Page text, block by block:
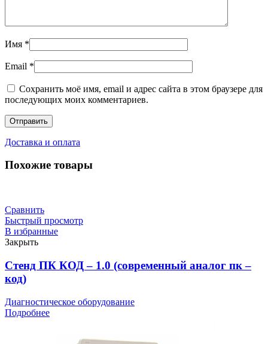
Имя *
Email *
Сохранить моё имя, email и адрес сайта в этом браузере для
последующих моих комментариев.
Доставка и оплата
Похожие товары
Сравнить
Быстрый просмотр
В избранные
Закрыть
Стенд ПК КОД – 1.0 (современный аналог пк –
код)
Диагностическое оборудование
Подробнее